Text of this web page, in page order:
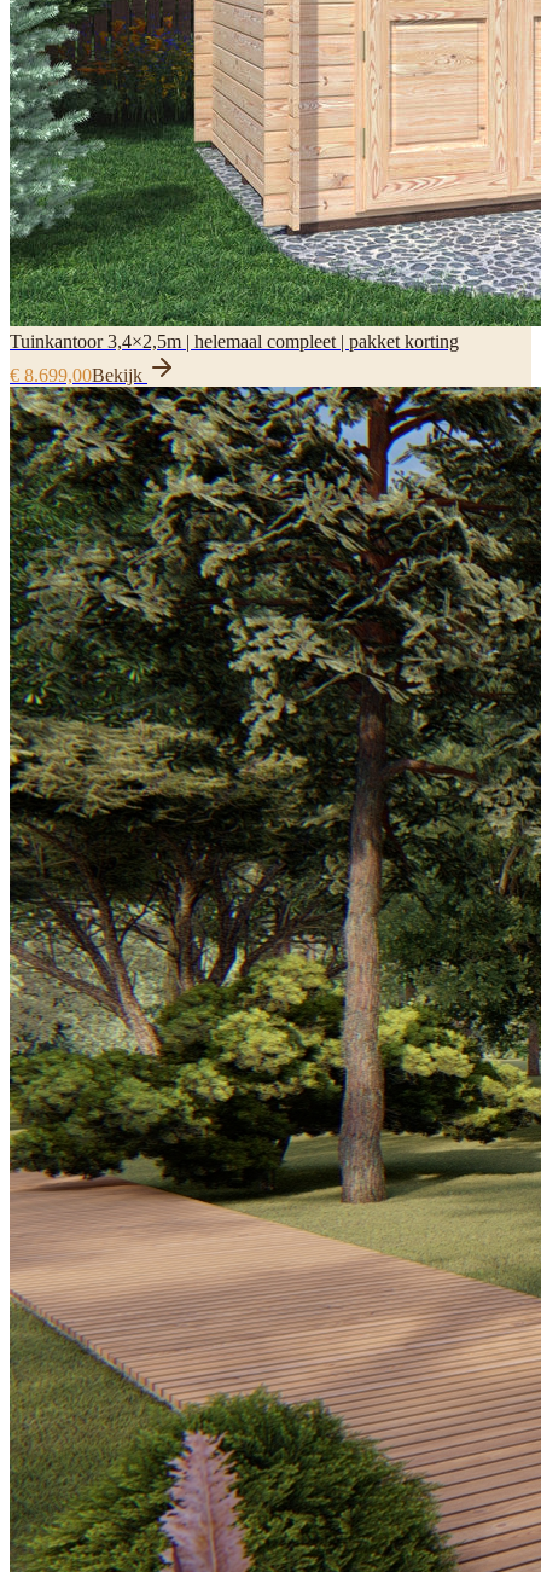
Tuinkantoor 3,4×2,5m | helemaal compleet | pakket korting
€ 8.699,00Bekijk